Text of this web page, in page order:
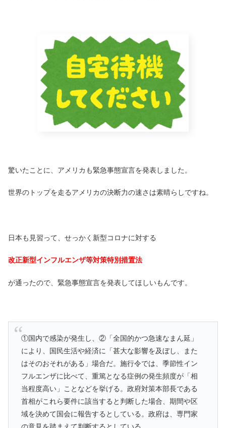
驚いたことに、アメリカも緊急事態宣言を発表しました。
世界のトップを走るアメリカの決断力の速さは素晴らしですね。
日本も見習って、せっかく新型コロナに対する
改正新型インフルエンザ等対策特別措置法
が通ったので、緊急事態宣言を発表してほしいもんです。
①国内で感染が発生し、②「全国的かつ急速なまん延」
により、国民生活や経済に「甚大な影響を及ぼし、また
はそのおそれがある」場合だ。施行令では、季節性イン
フルエンザに比べて、重篤となる症例の発生頻度が「相
当程度高い」ことなどを挙げる。政府対策本部長である
首相がこれら要件に該当すると判断した場合、期間や区
域を決めて国会に報告するとしている。政府は、専門家
の意見を踏まえて判断するとしている。